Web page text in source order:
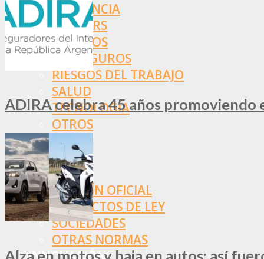
ASISTENCIA
BROKERS
SEGUROS
REASEGUROS
RIESGOS DEL TRABAJO
SALUD
TECNOLOGÍA
OTROS
NORMAS
SSN
SRT
BOLETÍN OFICIAL
PROYECTOS DE LEY
SOCIEDADES
OTRAS NORMAS
ADIRA celebra 45 años
Alza en motos y baja en autos: así